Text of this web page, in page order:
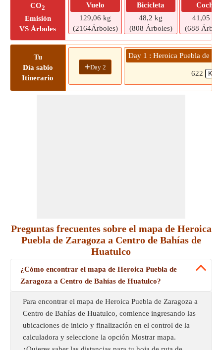
CO2
Emisión
VS Árboles
Vuelo
129,06 kg
(2164Árboles)
Bicicleta
48,2 kg
(808 Árboles)
Coche
41,05 kg
(688
Tu
Día sabio
Itinerario
+Day 2
Day 1 : Heroica Puebla de
622
Preguntas frecuentes sobre el mapa de Heroica
Puebla de Zaragoza a Centro de Bahías de
Huatulco
¿Cómo encontrar el mapa de Heroica Puebla de
Zaragoza a Centro de Bahías de Huatulco?
Para encontrar el mapa de Heroica Puebla de Zaragoza a
Centro de Bahías de Huatulco, comience ingresando las
ubicaciones de inicio y finalización en el control de la
calculadora y seleccione la opción Mostrar mapa.